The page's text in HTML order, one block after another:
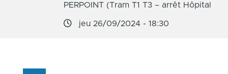
PERPOINT (Tram T1 T3 – arrêt Hôpital
jeu 26/09/2024 - 18:30